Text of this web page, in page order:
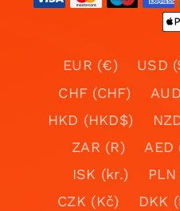
EUR (€) USD
CHF (CHF)
HKD (HKD$)
ZAR (R)
AED
ISK (kr.)
PLN
CZK (Kč)
DKK